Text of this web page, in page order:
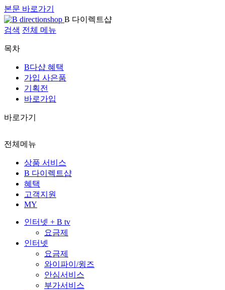
본문 바로가기
B 다이렉트샵
검색 전체 메뉴
목차
B다샵 혜택
가입 사은품
기획전
바로가입
바로가기
전체메뉴
상품 서비스
B 다이렉트샵
혜택
고객지원
MY
인터넷 + B tv
요금제
인터넷
요금제
와이파이/윙즈
안심서비스
부가서비스